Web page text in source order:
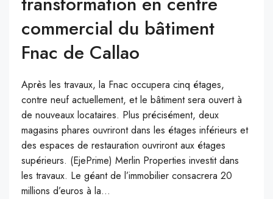
commercial du bâtiment
Fnac de Callao
Après les travaux, la Fnac occupera cinq étages,
contre neuf actuellement, et le bâtiment sera ouvert à
de nouveaux locataires. Plus précisément, deux
magasins phares ouvriront dans les étages inférieurs et
des espaces de restauration ouvriront aux étages
supérieurs. (EjePrime) Merlin Properties investit dans
les travaux. Le géant de l’immobilier consacrera 20
millions d’euros à la...